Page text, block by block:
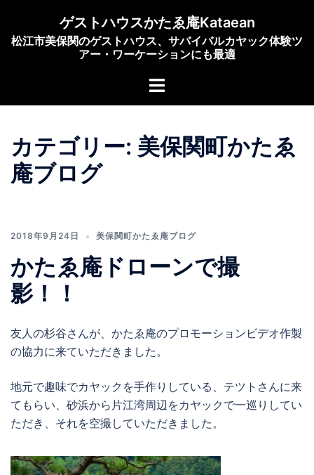
ゲストハウスかたゑ庵Kataean
松江市美保関のゲストハウス、サバイバルカヤック体験ツ
アー・ワーケーションにも最適
ト
メ
ニ
カテゴリー: 美保関町かたゑ
庵ブログ
2018年9月24日 美保関町かたゑ庵ブログ
かたゑ庵ドローンで撮
影！！
友人の杉谷さんが、かたゑ庵のプロモーションビデオ作製
の協力に来ていただきました。
地元で趣味でカヤックを手作りしている、テツトさんに来
てもらい、砂浜から片江湾周辺をカヤックで一巡りしてい
ただき、それを空撮していただきました。